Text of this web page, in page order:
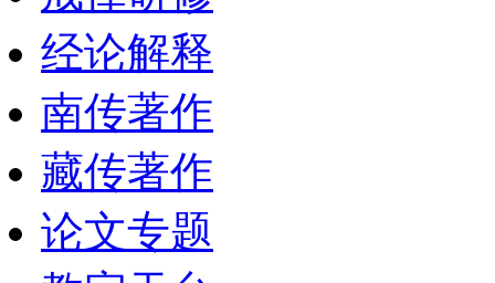
经论解释
南传著作
藏传著作
论文专题